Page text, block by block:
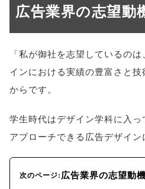
広告業界の志望動
「私が御社を志望しているの
インにおける実績の豊富さと
からです。
学生時代はデザイン学科に入っ
アプローチできる広告デザイン
次のページ:広告業界の志望動